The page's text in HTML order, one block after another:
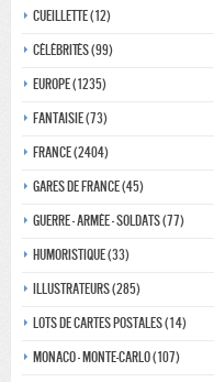
Cueillette (12)
Célébrités (99)
Europe (1235)
Fantaisie (73)
France (2404)
Gares de france (45)
Guerre - Armée - Soldats (77)
Humoristique (33)
Illustrateurs (285)
Lots de Cartes Postales (14)
Monaco - monte-carlo (107)